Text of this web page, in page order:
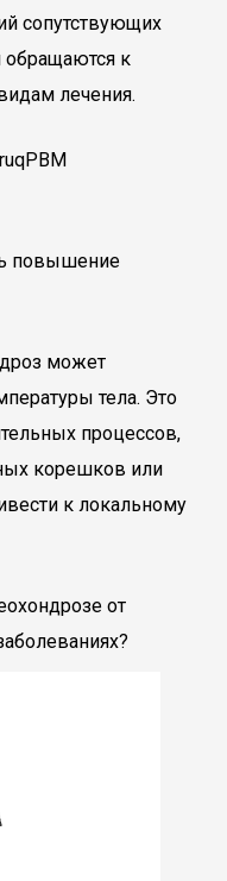
сопутствующих
обращаются к
лечения.
повышение
может
тела. Это
процессов,
корешков или
к локальному
от